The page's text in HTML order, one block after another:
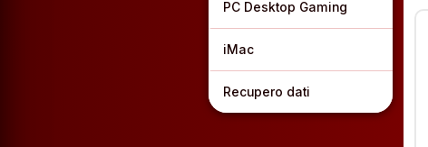
PC Desktop Gaming
iMac
Recupero dati